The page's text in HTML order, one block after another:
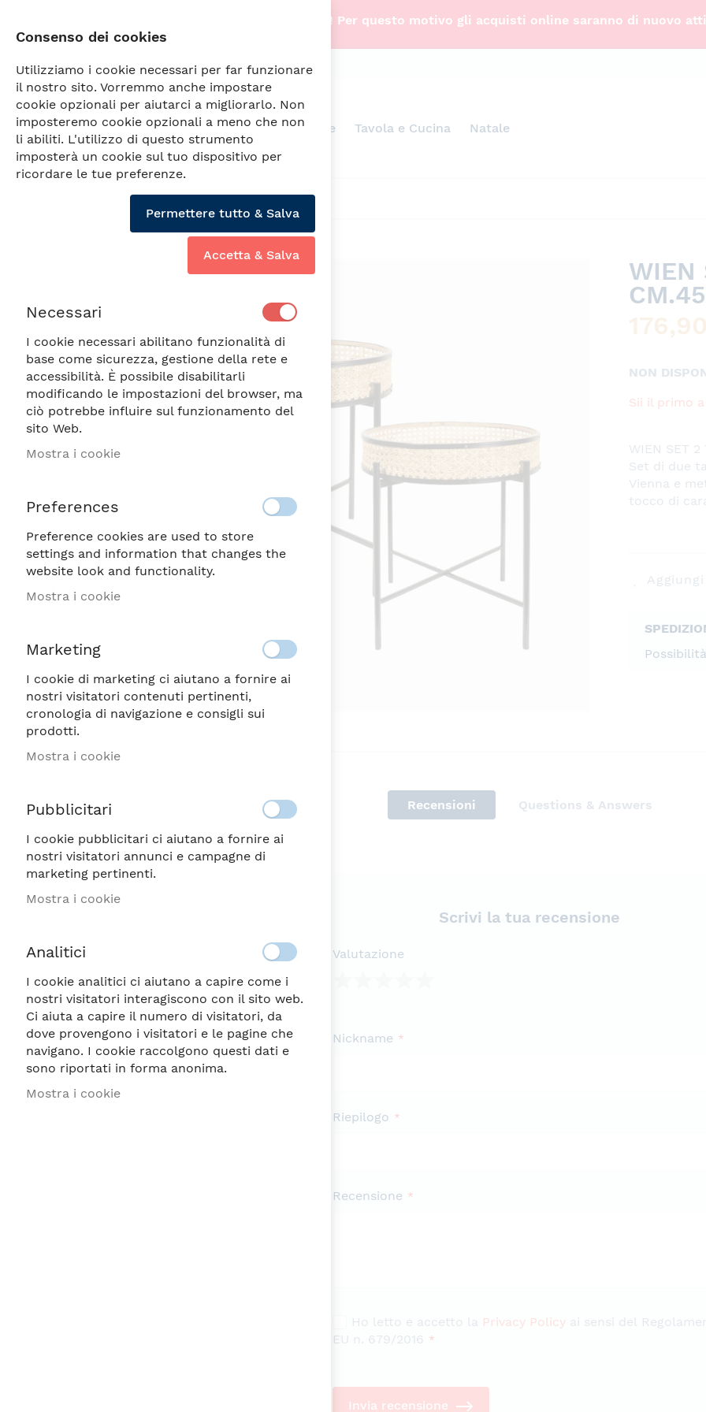
Stiamo traslocando nella nostra nuova sede! Per questo motivo gli acquisti online saranno di nuovo
info@fade.sm SPEDIZIONI SEMPRE GRATUITE
Arredamento Illuminazione Tavola e Cucina Natale
WIEN SET 2 TAVOLINI CM.45x50/35x43
WIEN
NON
Sii il primo
WIEN SET
Set di due
Vienna e
tocco di
della
galleria
di
immagini
Vai
all'inizio
della
immagini
Recensioni
Scrivi la tua recensione
Valutazione
Nickname
Riepilogo
Recensione
Ho letto e accetto la Privacy Policyai sensi del
EU n. 679/2016
Invia recensione
Questions & Answers
Consenso dei cookies
Utilizziamo i cookie necessari per far funzionare
il nostro sito. Vorremmo anche impostare
cookie opzionali per aiutarci a migliorarlo. Non
imposteremo cookie opzionali a meno che non
li abiliti. L'utilizzo di questo strumento
imposterà un cookie sul tuo dispositivo per
ricordare le tue preferenze.
Permettere tutto & Salva
Accetta & Salva
Necessari
I cookie necessari abilitano funzionalità di
base come sicurezza, gestione della rete e
accessibilità. È possibile disabilitarli
modificando le impostazioni del browser, ma
ciò potrebbe influire sul funzionamento del
sito Web.
Mostra i cookie
Preferences
Preference cookies are used to store
settings and information that changes the
website look and functionality.
Mostra i cookie
Marketing
I cookie di marketing ci aiutano a fornire ai
nostri visitatori contenuti pertinenti,
cronologia di navigazione e consigli sui
prodotti.
Mostra i cookie
Pubblicitari
I cookie pubblicitari ci aiutano a fornire ai
nostri visitatori annunci e campagne di
marketing pertinenti.
Mostra i cookie
Analitici
I cookie analitici ci aiutano a capire come i
nostri visitatori interagiscono con il sito web.
Ci aiuta a capire il numero di visitatori, da
dove provengono i visitatori e le pagine che
navigano. I cookie raccolgono questi dati e
sono riportati in forma anonima.
Mostra i cookie